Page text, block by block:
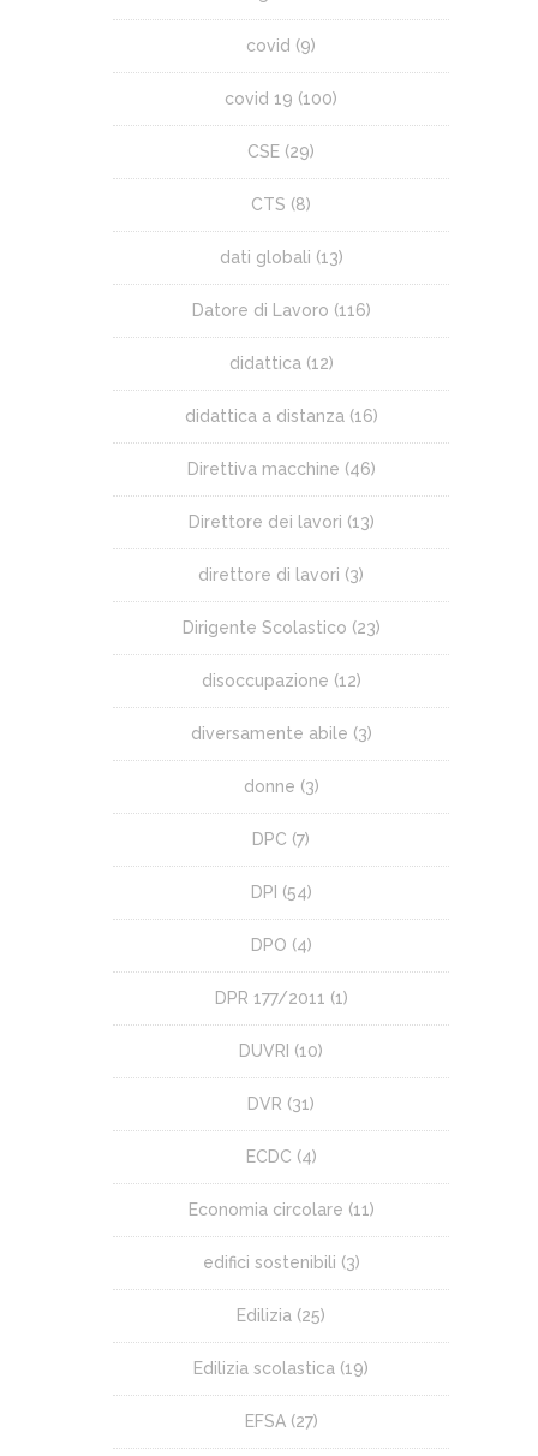
covid (9)
covid 19 (100)
CSE (29)
CTS (8)
dati globali (13)
Datore di Lavoro (116)
didattica (12)
didattica a distanza (16)
Direttiva macchine (46)
Direttore dei lavori (13)
direttore di lavori (3)
Dirigente Scolastico (23)
disoccupazione (12)
diversamente abile (3)
donne (3)
DPC (7)
DPI (54)
DPO (4)
DPR 177/2011 (1)
DUVRI (10)
DVR (31)
ECDC (4)
Economia circolare (11)
edifici sostenibili (3)
Edilizia (25)
Edilizia scolastica (19)
EFSA(27)